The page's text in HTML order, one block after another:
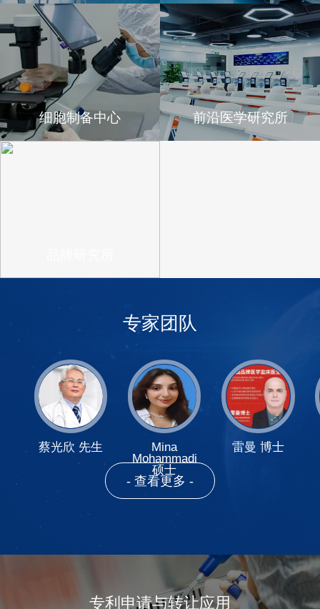
细胞制备中心 前沿医学研究所
专家团队
蔡光欣 先生
Mina
Mohammadi
硕士
雷曼 博士
- 查看更多 -
专利申请与转让应用